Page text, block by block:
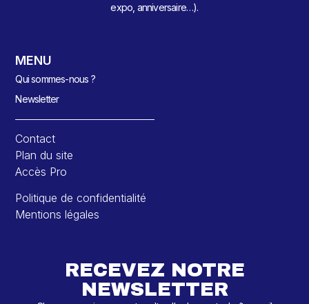
expo, anniversaire…).
MENU
Qui sommes-nous ?
Newsletter
Contact
Plan du site
Accès Pro
Politique de confidentialité
Mentions légales
RECEVEZ NOTRE
NEWSLETTER